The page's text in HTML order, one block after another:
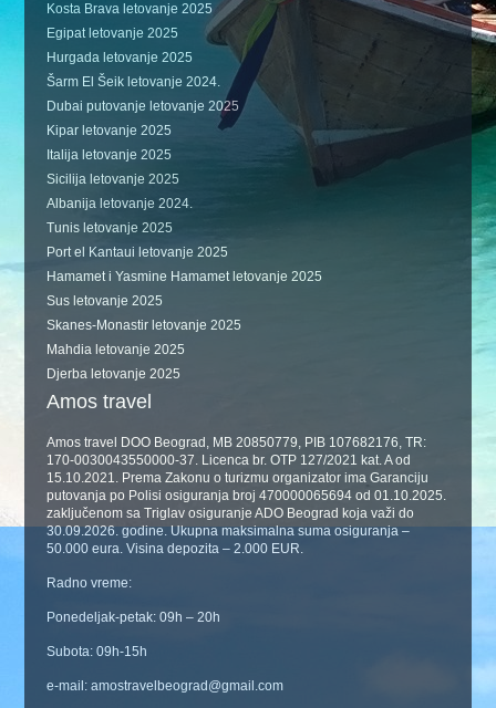
Kosta Brava letovanje 2025
Egipat letovanje 2025
Hurgada letovanje 2025
Šarm El Šeik letovanje 2024.
Dubai putovanje letovanje 2025
Kipar letovanje 2025
Italija letovanje 2025
Sicilija letovanje 2025
Albanija letovanje 2024.
Tunis letovanje 2025
Port el Kantaui letovanje 2025
Hamamet i Yasmine Hamamet letovanje 2025
Sus letovanje 2025
Skanes-Monastir letovanje 2025
Mahdia letovanje 2025
Djerba letovanje 2025
Amos travel
Amos travel DOO Beograd, MB 20850779, PIB 107682176, TR:
170-0030043550000-37. Licenca br. OTP 127/2021 kat. A od
15.10.2021. Prema Zakonu o turizmu organizator ima Garanciju
putovanja po Polisi osiguranja broj 470000065694 od 01.10.2025.
zaključenom sa Triglav osiguranje ADO Beograd koja važi do
30.09.2026. godine. Ukupna maksimalna suma osiguranja –
50.000 eura. Visina depozita – 2.000 EUR.
Radno vreme:
Ponedeljak-petak: 09h – 20h
Subota: 09h-15h
e-mail: amostravelbeograd@gmail.com